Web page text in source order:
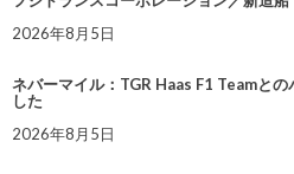
2026年8月5日
ネバーマイル：TGR Haas F1 Teamと
した
2026年8月5日